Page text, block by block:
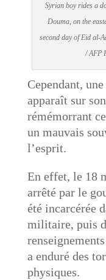
Syrian boy rides a
Douma, on the
second day of Eid al-
/ AFP
Cependant,
apparaît sur
rémémorrant
un mauvais
l’esprit.
En effet, le 18
arrêté par le
été incarcérée
militaire, puis
a enduré des
physiques.